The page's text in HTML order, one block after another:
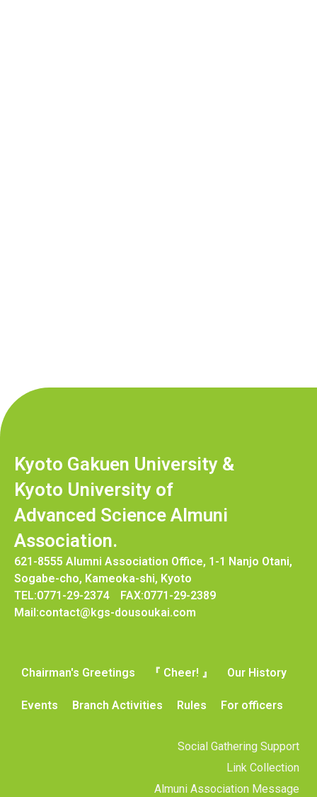
Kyoto Gakuen University &
Kyoto University of
Advanced Science Almuni
Association.
621-8555 Alumni Association Office, 1-1 Nanjo Otani,
Sogabe-cho, Kameoka-shi, Kyoto
TEL:0771-29-2374 FAX:0771-29-2389
Mail:contact@kgs-dousoukai.com
Chairman's Greetings 『 Cheer! 』 Our History
Events Branch Activities Rules For officers
Social Gathering Support
Link Collection
Almuni Association Message